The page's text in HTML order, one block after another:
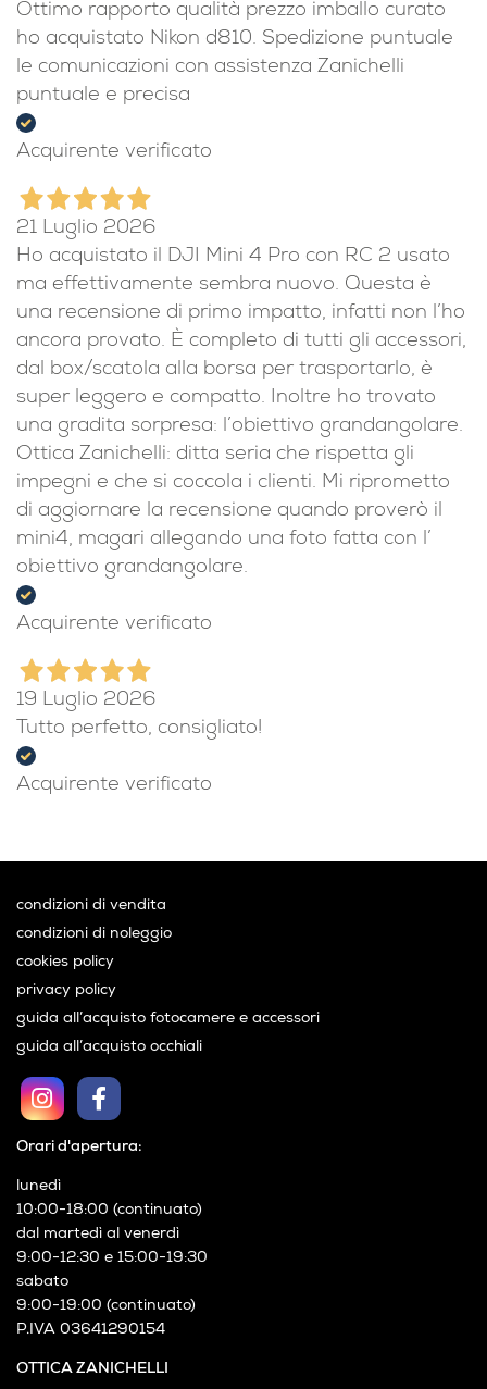
Ottimo rapporto qualità prezzo imballo curato
ho acquistato Nikon d810. Spedizione puntuale
le comunicazioni con assistenza Zanichelli
puntuale e precisa
Acquirente verificato
21 Luglio 2026
Ho acquistato il DJI Mini 4 Pro con RC 2 usato
ma effettivamente sembra nuovo. Questa è
una recensione di primo impatto, infatti non l’ho
ancora provato. È completo di tutti gli accessori,
dal box/scatola alla borsa per trasportarlo, è
super leggero e compatto. Inoltre ho trovato
una gradita sorpresa: l’obiettivo grandangolare.
Ottica Zanichelli: ditta seria che rispetta gli
impegni e che si coccola i clienti. Mi riprometto
di aggiornare la recensione quando proverò il
mini4, magari allegando una foto fatta con l’
obiettivo grandangolare.
Acquirente verificato
19 Luglio 2026
Tutto perfetto, consigliato!
Acquirente verificato
OTTICA ZANICHELLI
Orari d'apertura:
lunedì
10:00-18:00 (continuato)
dal martedì al venerdì
9:00-12:30 e 15:00-19:30
sabato
9:00-19:00 (continuato)
P.IVA 03641290154
condizioni di vendita
condizioni di noleggio
cookies policy
privacy policy
guida all’acquisto fotocamere e accessori
guida all’acquisto occhiali